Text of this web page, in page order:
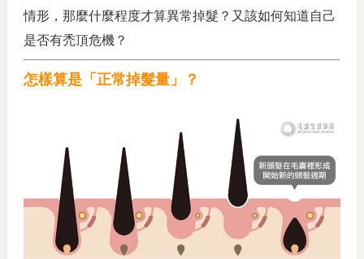
情形，那麼什麼程度才算異常掉髮？又該如何知道自己
是否有禿頂危機？
怎樣算是「正常掉髮量」？